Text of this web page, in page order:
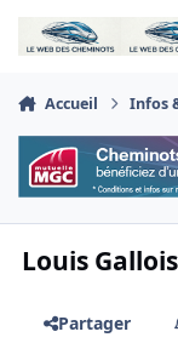
Aller au contenu
Accueil Infos
Louis Gallois
Partager